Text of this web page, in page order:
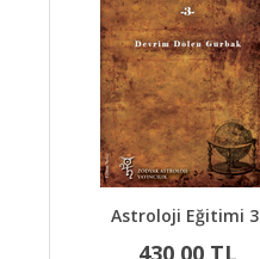
Astroloji Eğitimi 3
430,00 TL